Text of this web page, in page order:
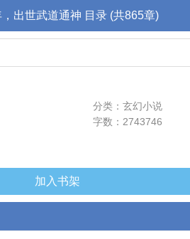
出世武道通神 目录 (共865章)
分类：玄幻小说
字数：2743746
加入书架